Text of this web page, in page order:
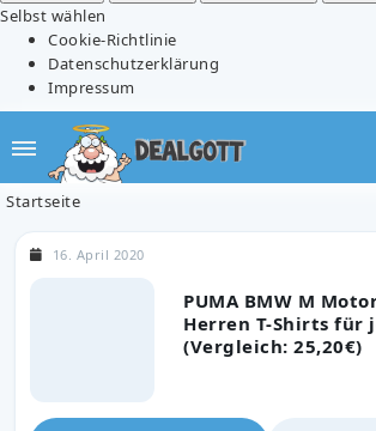
Selbst wählen
Cookie-Richtlinie
Datenschutzerklärung
Impressum
Startseite
PUMA BMW M
Herren T-Shirts für
(Vergleich: 25,20€)
16. April 2020